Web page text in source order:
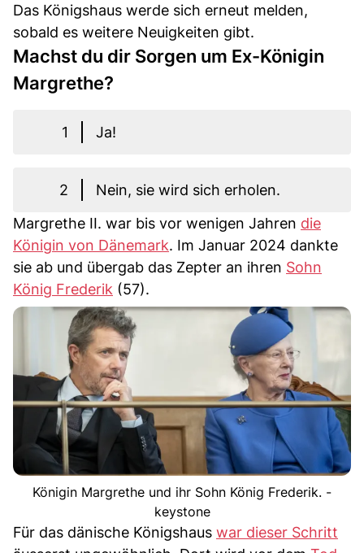
Das Königshaus werde sich erneut melden,
sobald es weitere Neuigkeiten gibt.
Machst du dir Sorgen um Ex-Königin
Margrethe?
1 Ja!
2
Nein, sie wird sich erholen.
Margrethe II. war bis vor wenigen Jahren die
Königin von Dänemark. Im Januar 2024 dankte
sie ab und übergab das Zepter an ihren Sohn
König Frederik (57).
Königin Margrethe und ihr Sohn König Frederik. -
keystone
Für das dänische Königshaus war dieser Schritt